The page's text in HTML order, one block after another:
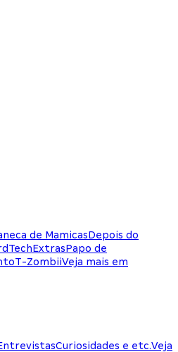
de MamicasDepois do
ExtrasPapo de
T-ZombiiVeja mais em
Curiosidades e etc.Veja